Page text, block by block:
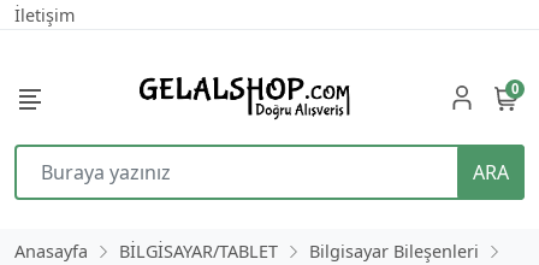
İletişim
ARA
0
Anasayfa BİLGİSAYAR/TABLET
Bilgisayar Bileşenleri